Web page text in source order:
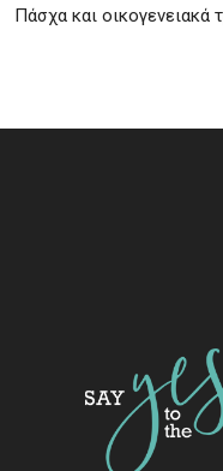
Πάσχα και